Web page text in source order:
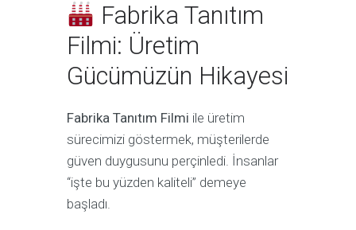
Fabrika Tanıtım
Filmi: Üretim
Gücümüzün Hikayesi
Fabrika Tanıtım Filmi ile üretim
sürecimizi göstermek, müşterilerde
güven duygusunu perçinledi. İnsanlar
“işte bu yüzden kaliteli” demeye
başladı.